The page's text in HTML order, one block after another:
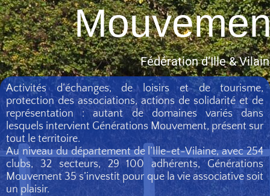
Fédération d’Ille &
Activités d’échanges, de loisirs et de tourisme,
protection des associations, actions de solidarité et de
représentation : autant de domaines variés dans
lesquels intervient Générations Mouvement, présent sur
tout le territoire.
Au niveau du département de l’Ille-et-Vilaine, avec 254
clubs, 32 secteurs, 29 100 adhérents, Générations
Mouvement 35 s’investit pour que la vie associative soit
un plaisir.